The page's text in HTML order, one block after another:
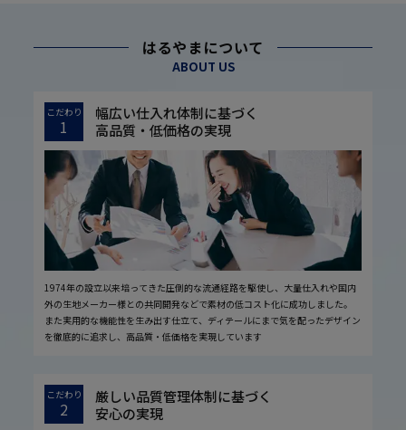
はるやまについて
ABOUT US
こだわり
1
幅広い仕入れ体制に基づく
高品質・低価格の実現
1974年の設立以来培ってきた圧倒的な流通経路を駆使し、大量仕入れや国内
外の生地メーカー様との共同開発などで素材の低コスト化に成功しました。
また実用的な機能性を生み出す仕立て、ディテールにまで気を配ったデザイン
を徹底的に追求し、高品質・低価格を実現しています
こだわり
2
厳しい品質管理体制に基づく
安心の実現